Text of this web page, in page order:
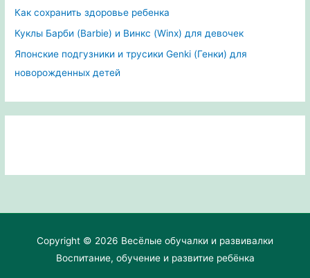
Как сохранить здоровье ребенка
Куклы Барби (Barbie) и Винкс (Winx) для девочек
Японские подгузники и трусики Genki (Генки) для
новорожденных детей
Copyright © 2026 Весёлые обучалки и развивалки
Воспитание, обучение и развитие ребёнка